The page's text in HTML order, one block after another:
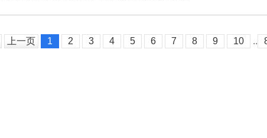
上一页 1 2 3 4 5 6 7 8 9 10 ..